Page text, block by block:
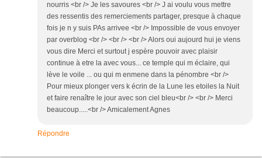
nourris <br /> Je les savoures <br /> J ai voulu vous mettre
des ressentis des remerciements partager, presque à chaque
fois je n y suis PAs arrivee <br /> Impossible de vous envoyer
par overblog <br /> <br /> <br /> Alors oui aujourd hui je viens
vous dire Merci et surtout j espère pouvoir avec plaisir
continue à etre la avec vous... ce temple qui m éclaire, qui
lève le voile ... ou qui m enmene dans la pénombre <br />
Pour mieux plonger vers k écrin de la Lune les etoiles la Nuit
et faire renaître le jour avec son ciel bleu<br /> <br /> Merci
beaucoup.....<br /> Amicalement Agnes
Répondre